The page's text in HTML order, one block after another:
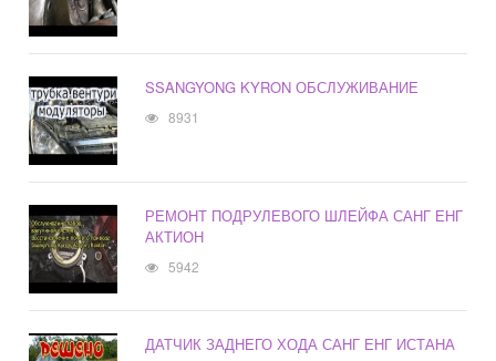
SSANGYONG KYRON ОБСЛУЖИВАНИЕ
8931
РЕМОНТ ПОДРУЛЕВОГО ШЛЕЙФА САНГ ЕНГ
АКТИОН
5942
ДАТЧИК ЗАДНЕГО ХОДА САНГ ЕНГ ИСТАНА